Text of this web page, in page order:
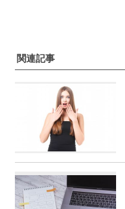
関連記事